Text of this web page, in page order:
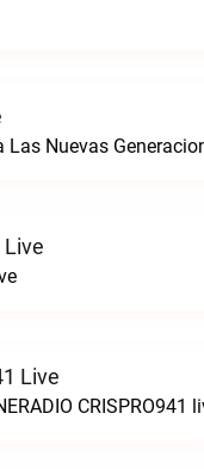
Las Nuevas
Live
Live
CRISPRO941